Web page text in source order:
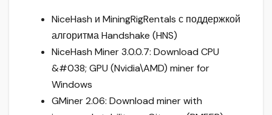
NiceHash и MiningRigRentals с поддержкой
алгоритма Handshake (HNS)
NiceHash Miner 3.0.0.7: Download CPU
&#038; GPU (Nvidia\AMD) miner for
Windows
GMiner 2.06: Download miner with